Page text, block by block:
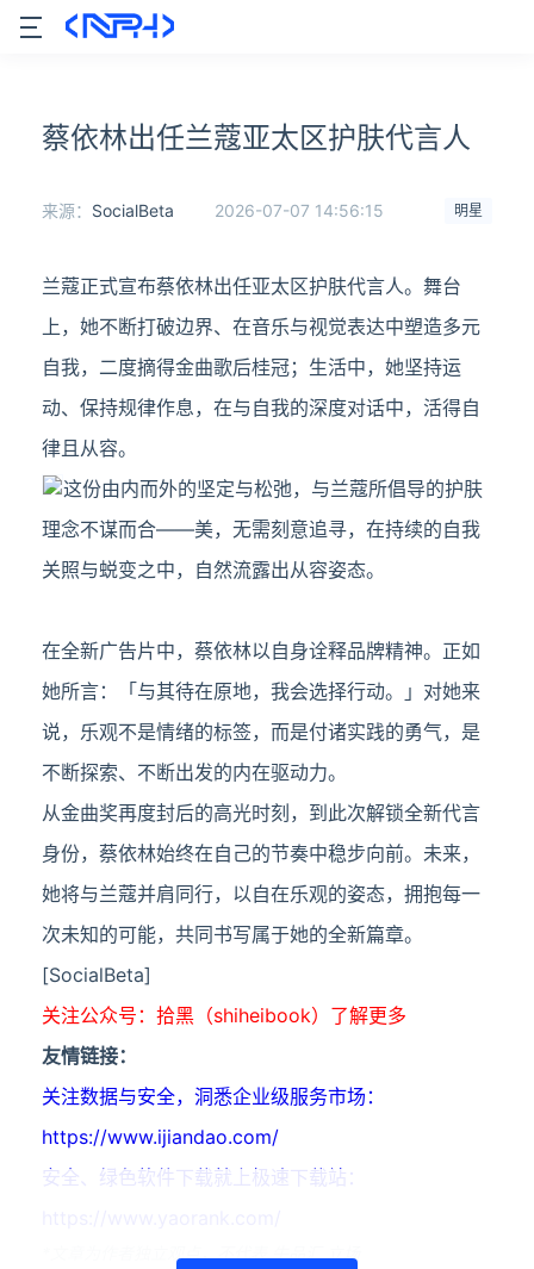
蔡依林出任兰蔻亚太区护肤代言人
明星
来源： SocialBeta 2026-07-07 14:56:15
兰蔻正式宣布蔡依林出任亚太区护肤代言人。舞台
上，她不断打破边界、在音乐与视觉表达中塑造多元
自我，二度摘得金曲歌后桂冠；生活中，她坚持运
动、保持规律作息，在与自我的深度对话中，活得自
律且从容。
这份由内而外的坚定与松弛，与兰蔻所倡导的护肤
理念不谋而合——美，无需刻意追寻，在持续的自我
关照与蜕变之中，自然流露出从容姿态。
在全新广告片中，蔡依林以自身诠释品牌精神。正如
她所言：「与其待在原地，我会选择行动。」对她来
说，乐观不是情绪的标签，而是付诸实践的勇气，是
不断探索、不断出发的内在驱动力。
从金曲奖再度封后的高光时刻，到此次解锁全新代言
身份，蔡依林始终在自己的节奏中稳步向前。未来，
她将与兰蔻并肩同行，以自在乐观的姿态，拥抱每一
次未知的可能，共同书写属于她的全新篇章。
[SocialBeta]
关注公众号：拾黑（shiheibook）了解更多
友情链接：
关注数据与安全，洞悉企业级服务市场：
https://www.ijiandao.com/
安全、绿色软件下载就上极速下载站：